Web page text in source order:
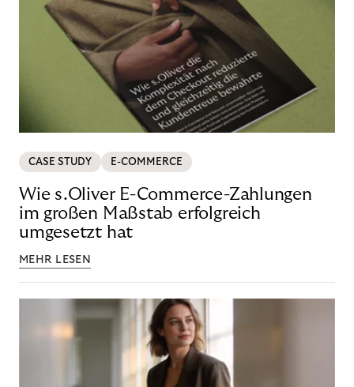
CASE STUDY E-COMMERCE
Wie s.Oliver E-Commerce-Zahlungen
im großen Maßstab erfolgreich
umgesetzt hat
MEHR LESEN